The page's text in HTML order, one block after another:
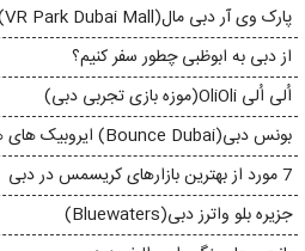
پارک وی آر دبی مال(VR Park Dubai Mall)
از دبی به ابوظبی چطور سفر کنیم؟
اُلی اُلی OliOli(موزه بازی تجربی دبی)
بونس دبی(Bounce Dubai) ایروبیک های هوایی
7 مورد از بهترین بازارهای کریسمس در دبی
جزیره بلو واترز دبی(Bluewaters)